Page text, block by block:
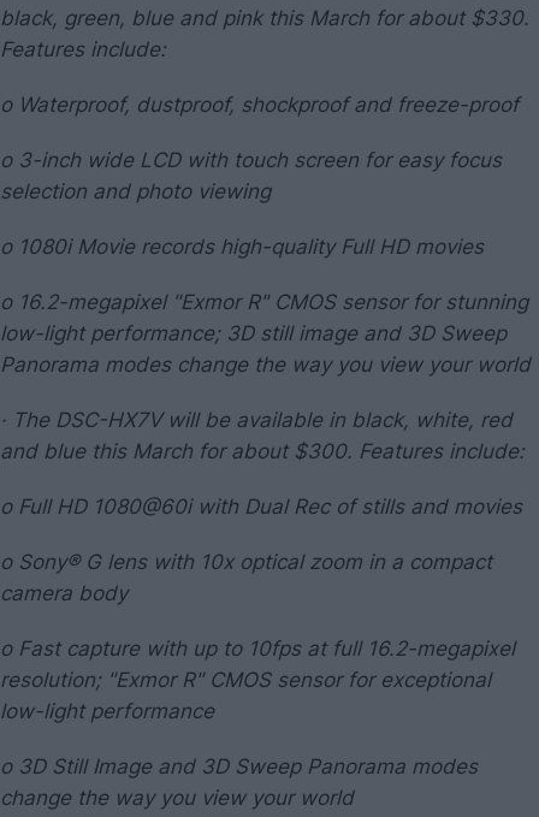
black, green, blue and pink this March for about $330.
Features include:
o Waterproof, dustproof, shockproof and freeze-proof
o 3-inch wide LCD with touch screen for easy focus
selection and photo viewing
o 1080i Movie records high-quality Full HD movies
o 16.2-megapixel "Exmor R" CMOS sensor for stunning
low-light performance; 3D still image and 3D Sweep
Panorama modes change the way you view your world
· The DSC-HX7V will be available in black, white, red
and blue this March for about $300. Features include:
o Full HD 1080@60i with Dual Rec of stills and movies
o Sony® G lens with 10x optical zoom in a compact
camera body
o Fast capture with up to 10fps at full 16.2-megapixel
resolution; "Exmor R" CMOS sensor for exceptional
low-light performance
o 3D Still Image and 3D Sweep Panorama modes
change the way you view your world